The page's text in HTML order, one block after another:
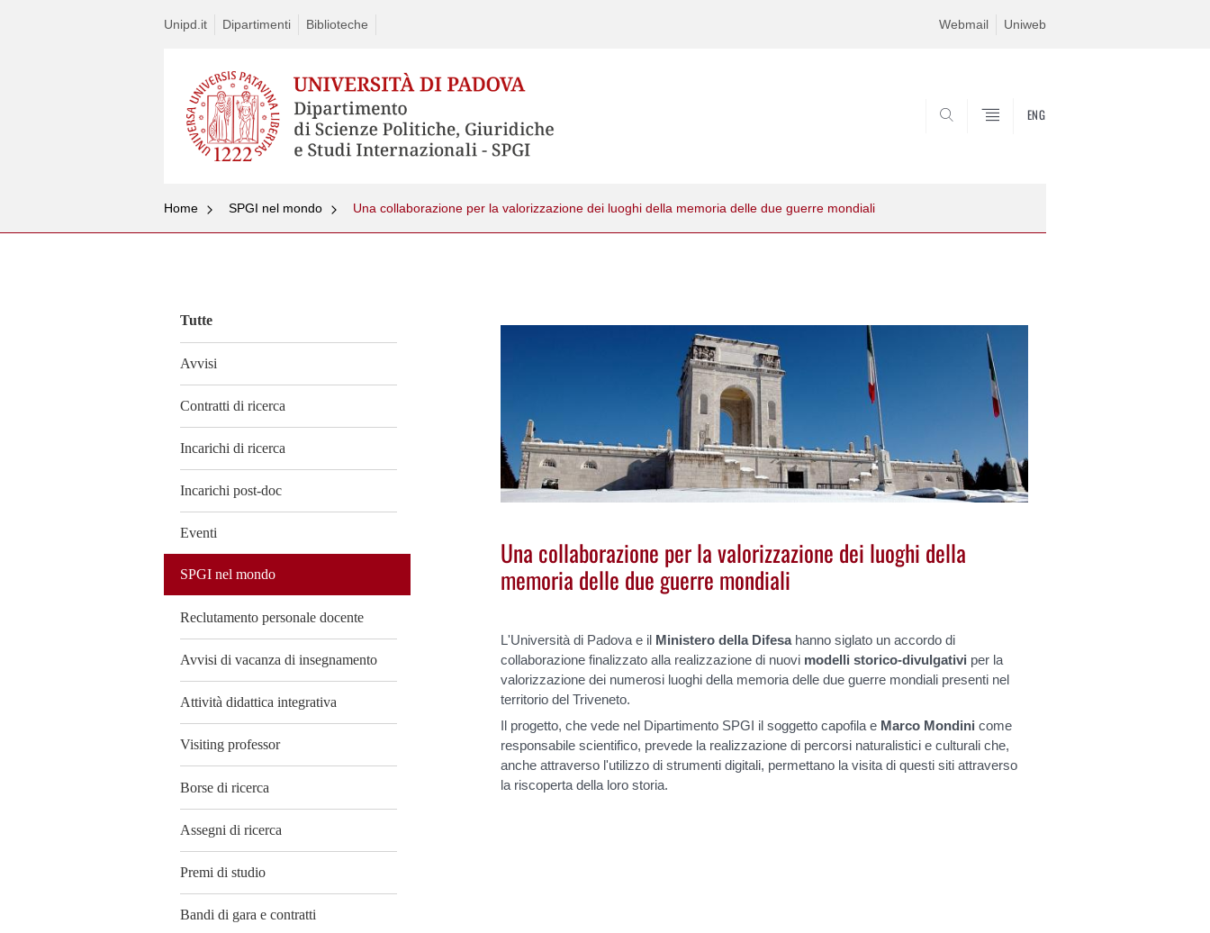
Unipd.it Dipartimenti Biblioteche Webmail Uniweb
ENG
Home SPGI nel mondo Una collaborazione per la valorizzazione dei luoghi della memoria delle due guerre mondiali
Tutte
Avvisi
Contratti di ricerca
Incarichi di ricerca
Incarichi post-doc
Eventi
SPGI nel mondo
Reclutamento personale docente
Avvisi di vacanza di insegnamento
Attività didattica integrativa
Visiting professor
Borse di ricerca
Assegni di ricerca
Premi di studio
Bandi di gara e contratti
Una collaborazione per la valorizzazione dei luoghi della
memoria delle due guerre mondiali
L'Università di Padova e il Ministero della Difesahanno siglato un accordo di
collaborazione finalizzato alla realizzazione di nuovi modelli storico-divulgativi per la
valorizzazione dei numerosi luoghi della memoria delle due guerre mondiali presenti nel
territorio del Triveneto.
Il progetto, che vede nel Dipartimento SPGI il soggetto capofila e Marco Mondini come
responsabile scientifico, prevede la realizzazione di percorsi naturalistici e culturali che,
anche attraverso l'utilizzo di strumenti digitali, permettano la visita di questi siti attraverso
la riscoperta della loro storia.